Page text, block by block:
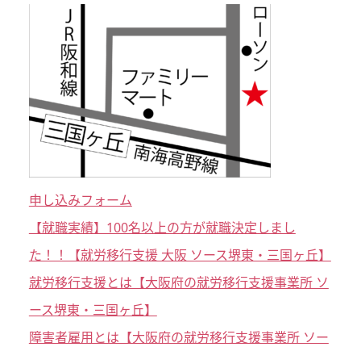
申し込みフォーム
【就職実績】100名以上の方が就職決定しまし
た！！【就労移行支援 大阪 ソース堺東・三国ヶ丘】
就労移行支援とは【大阪府の就労移行支援事業所 ソ
ース堺東・三国ヶ丘】
障害者雇用とは【大阪府の就労移行支援事業所 ソー